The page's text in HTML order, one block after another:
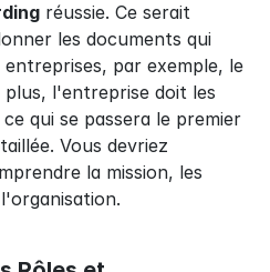
réussie. Ce serait
les documents qui
par exemple, le
plus, l'entreprise doit les
qui se passera le premier
Vous devriez
la mission, les